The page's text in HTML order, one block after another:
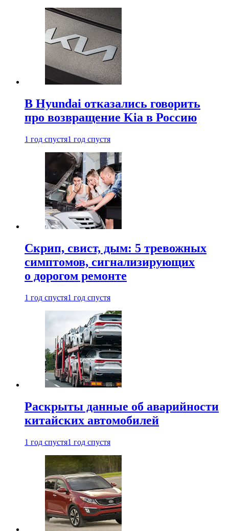
В Hyundai отказались говорить
про возвращение Kia в Россию
1 год спустя1 год спустя
Скрип, свист, дым: 5 тревожных
симптомов, сигнализирующих
о дорогом ремонте
1 год спустя1 год спустя
Раскрыты данные об аварийности
китайских автомобилей
1 год спустя1 год спустя